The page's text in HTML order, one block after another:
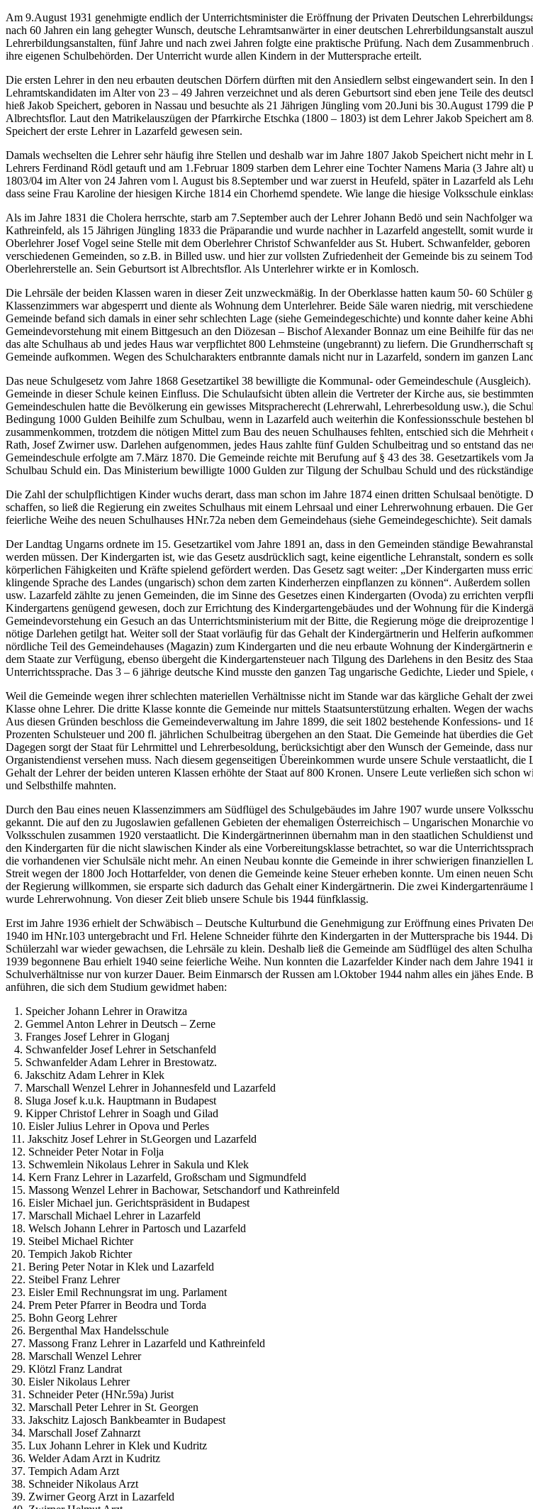
Am 9.August 1931 genehmigte endlich der Unterrichtsminister die Eröffnung der Privaten Deutschen
nach 60 Jahren ein lang gehegter Wunsch, deutsche Lehramtsanwärter in einer deutschen Lehrerbildungsanstalt
Lehrerbildungsanstalten, fünf Jahre und nach zwei Jahren folgte eine praktische Prüfung. Nach dem
ihre eigenen Schulbehörden. Der Unterricht wurde allen Kindern in der Muttersprache erteilt.
Die ersten Lehrer in den neu erbauten deutschen Dörfern dürften mit den Ansiedlern selbst eingewandert sein. In
Lehramtskandidaten im Alter von 23 – 49 Jahren verzeichnet und als deren Geburtsort sind eben jene Teile des
hieß Jakob Speichert, geboren in Nassau und besuchte als 21 Jährigen Jüngling vom 20.Juni bis 30.August 1799
Albrechtsflor. Laut den Matrikelauszügen der Pfarrkirche Etschka (1800 – 1803) ist dem Lehrer Jakob Speichert
Speichert der erste Lehrer in Lazarfeld gewesen sein.
Damals wechselten die Lehrer sehr häufig ihre Stellen und deshalb war im Jahre 1807 Jakob Speichert nicht mehr
Lehrers Ferdinand Rödl getauft und am 1.Februar 1809 starben dem Lehrer eine Tochter Namens Maria (3 Jahre
1803/04 im Alter von 24 Jahren vom l. August bis 8.September und war zuerst in Heufeld, später in Lazarfeld als
dass seine Frau Karoline der hiesigen Kirche 1814 ein Chorhemd spendete. Wie lange die hiesige Volksschule
Als im Jahre 1831 die Cholera herrschte, starb am 7.September auch der Lehrer Johann Bedö und sein Nachfolger
Kathreinfeld, als 15 Jährigen Jüngling 1833 die Präparandie und wurde nachher in Lazarfeld angestellt, somit
Oberlehrer Josef Vogel seine Stelle mit dem Oberlehrer Christof Schwanfelder aus St. Hubert. Schwanfelder,
verschiedenen Gemeinden, so z.B. in Billed usw. und hier zur vollsten Zufriedenheit der Gemeinde bis zu seinem
Oberlehrerstelle an. Sein Geburtsort ist Albrechtsflor. Als Unterlehrer wirkte er in Komlosch.
Die Lehrsäle der beiden Klassen waren in dieser Zeit unzweckmäßig. In der Oberklasse hatten kaum 50- 60 Schüler
Klassenzimmers war abgesperrt und diente als Wohnung dem Unterlehrer. Beide Säle waren niedrig, mit
Gemeinde befand sich damals in einer sehr schlechten Lage (siehe Gemeindegeschichte) und konnte daher keine
Gemeindevorstehung mit einem Bittgesuch an den Diözesan – Bischof Alexander Bonnaz um eine Beihilfe für das
das alte Schulhaus ab und jedes Haus war verpflichtet 800 Lehmsteine (ungebrannt) zu liefern. Die Grundherrschaft
Gemeinde aufkommen. Wegen des Schulcharakters entbrannte damals nicht nur in Lazarfeld, sondern im ganzen
Das neue Schulgesetz vom Jahre 1868 Gesetzartikel 38 bewilligte die Kommunal- oder Gemeindeschule
Gemeinde in dieser Schule keinen Einfluss. Die Schulaufsicht übten allein die Vertreter der Kirche aus, sie
Gemeindeschulen hatte die Bevölkerung ein gewisses Mitspracherecht (Lehrerwahl, Lehrerbesoldung usw.), die
Bedingung 1000 Gulden Beihilfe zum Schulbau, wenn in Lazarfeld auch weiterhin die Konfessionsschule
zusammenkommen, trotzdem die nötigen Mittel zum Bau des neuen Schulhauses fehlten, entschied sich die
Rath, Josef Zwirner usw. Darlehen aufgenommen, jedes Haus zahlte fünf Gulden Schulbeitrag und so entstand
Gemeindeschule erfolgte am 7.März 1870. Die Gemeinde reichte mit Berufung auf § 43 des 38. Gesetzartikels vom
Schulbau Schuld ein. Das Ministerium bewilligte 1000 Gulden zur Tilgung der Schulbau Schuld und des
Die Zahl der schulpflichtigen Kinder wuchs derart, dass man schon im Jahre 1874 einen dritten Schulsaal
schaffen, so ließ die Regierung ein zweites Schulhaus mit einem Lehrsaal und einer Lehrerwohnung erbauen. Die
feierliche Weihe des neuen Schulhauses HNr.72a neben dem Gemeindehaus (siehe Gemeindegeschichte). Seit
Der Landtag Ungarns ordnete im 15. Gesetzartikel vom Jahre 1891 an, dass in den Gemeinden ständige
werden müssen. Der Kindergarten ist, wie das Gesetz ausdrücklich sagt, keine eigentliche Lehranstalt, sondern es
körperlichen Fähigkeiten und Kräfte spielend gefördert werden. Das Gesetz sagt weiter: „Der Kindergarten muss
klingende Sprache des Landes (ungarisch) schon dem zarten Kinderherzen einpflanzen zu können“. Außerdem
usw. Lazarfeld zählte zu jenen Gemeinden, die im Sinne des Gesetzes einen Kindergarten (Ovoda) zu errichten
Kindergartens genügend gewesen, doch zur Errichtung des Kindergartengebäudes und der Wohnung für die
Gemeindevorstehung ein Gesuch an das Unterrichtsministerium mit der Bitte, die Regierung möge die
nötige Darlehen getilgt hat. Weiter soll der Staat vorläufig für das Gehalt der Kindergärtnerin und Helferin
nördliche Teil des Gemeindehauses (Magazin) zum Kindergarten und die neu erbaute Wohnung der
dem Staate zur Verfügung, ebenso übergeht die Kindergartensteuer nach Tilgung des Darlehens in den Besitz des
Unterrichtssprache. Das 3 – 6 jährige deutsche Kind musste den ganzen Tag ungarische Gedichte, Lieder und Spiele,
Weil die Gemeinde wegen ihrer schlechten materiellen Verhältnisse nicht im Stande war das kärgliche Gehalt der
Klasse ohne Lehrer. Die dritte Klasse konnte die Gemeinde nur mittels Staatsunterstützung erhalten. Wegen der
Aus diesen Gründen beschloss die Gemeindeverwaltung im Jahre 1899, die seit 1802 bestehende Konfessions- und
Prozenten Schulsteuer und 200 fl. jährlichen Schulbeitrag übergehen an den Staat. Die Gemeinde hat überdies die
Dagegen sorgt der Staat für Lehrmittel und Lehrerbesoldung, berücksichtigt aber den Wunsch der Gemeinde, dass
Organistendienst versehen muss. Nach diesem gegenseitigen Übereinkommen wurde unsere Schule verstaatlicht,
Gehalt der Lehrer der beiden unteren Klassen erhöhte der Staat auf 800 Kronen. Unsere Leute verließen sich schon
und Selbsthilfe mahnten.
Durch den Bau eines neuen Klassenzimmers am Südflügel des Schulgebäudes im Jahre 1907 wurde unsere
gekannt. Die auf den zu Jugoslawien gefallenen Gebieten der ehemaligen Österreichisch – Ungarischen Monarchie
Volksschulen zusammen 1920 verstaatlicht. Die Kindergärtnerinnen übernahm man in den staatlichen Schuldienst
den Kindergarten für die nicht slawischen Kinder als eine Vorbereitungsklasse betrachtet, so war die
die vorhandenen vier Schulsäle nicht mehr. An einen Neubau konnte die Gemeinde in ihrer schwierigen
Streit wegen der 1800 Joch Hottarfelder, von denen die Gemeinde keine Steuer erheben konnte. Um einen neuen
der Regierung willkommen, sie ersparte sich dadurch das Gehalt einer Kindergärtnerin. Die zwei
wurde Lehrerwohnung. Von dieser Zeit blieb unsere Schule bis 1944 fünfklassig.
Erst im Jahre 1936 erhielt der Schwäbisch – Deutsche Kulturbund die Genehmigung zur Eröffnung eines Privaten
1940 im HNr.103 untergebracht und Frl. Helene Schneider führte den Kindergarten in der Muttersprache bis 1944.
Schülerzahl war wieder gewachsen, die Lehrsäle zu klein. Deshalb ließ die Gemeinde am Südflügel des alten
1939 begonnene Bau erhielt 1940 seine feierliche Weihe. Nun konnten die Lazarfelder Kinder nach dem Jahre
Schulverhältnisse nur von kurzer Dauer. Beim Einmarsch der Russen am l.Oktober 1944 nahm alles ein jähes
anführen, die sich dem Studium gewidmet haben:
1. Speicher Johann Lehrer in Orawitza
2. Gemmel Anton Lehrer in Deutsch – Zerne
3. Franges Josef Lehrer in Gloganj
4. Schwanfelder Josef Lehrer in Setschanfeld
5. Schwanfelder Adam Lehrer in Brestowatz.
6. Jakschitz Adam Lehrer in Klek
7. Marschall Wenzel Lehrer in Johannesfeld und Lazarfeld
8. Sluga Josef k.u.k. Hauptmann in Budapest
9. Kipper Christof Lehrer in Soagh und Gilad
10. Eisler Julius Lehrer in Opova und Perles
11. Jakschitz Josef Lehrer in St.Georgen und Lazarfeld
12. Schneider Peter Notar in Folja
13. Schwemlein Nikolaus Lehrer in Sakula und Klek
14. Kern Franz Lehrer in Lazarfeld, Großscham und Sigmundfeld
15. Massong Wenzel Lehrer in Bachowar, Setschandorf und Kathreinfeld
16. Eisler Michael jun. Gerichtspräsident in Budapest
17. Marschall Michael Lehrer in Lazarfeld
18. Welsch Johann Lehrer in Partosch und Lazarfeld
19. Steibel Michael Richter
20. Tempich Jakob Richter
21. Bering Peter Notar in Klek und Lazarfeld
22. Steibel Franz Lehrer
23. Eisler Emil Rechnungsrat im ung. Parlament
24. Prem Peter Pfarrer in Beodra und Torda
25. Bohn Georg Lehrer
26. Bergenthal Max Handelsschule
27. Massong Franz Lehrer in Lazarfeld und Kathreinfeld
28. Marschall Wenzel Lehrer
29. Klötzl Franz Landrat
30. Eisler Nikolaus Lehrer
31. Schneider Peter (HNr.59a) Jurist
32. Marschall Peter Lehrer in St. Georgen
33. Jakschitz Lajosch Bankbeamter in Budapest
34. Marschall Josef Zahnarzt
35. Lux Johann Lehrer in Klek und Kudritz
36. Welder Adam Arzt in Kudritz
37. Tempich Adam Arzt
38. Schneider Nikolaus Arzt
39. Zwirner Georg Arzt in Lazarfeld